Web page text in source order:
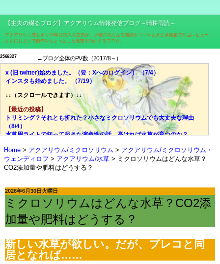
【主夫の綴るブログ】アクアリウム情報発信ブログ～晴耕雨読～
アクアリウム歴もすぐ20年目突入の主夫が、水槽の気になる知識やコツやときどき自腹で商品レビュー、
さらにおまけで自作やちょっとした裏技を紹介するブログ。
2566327 ←ブログ全体のPV数（2017/8～）
x (旧 twitter)始めました。（要：Xへのログイン） （7/4）
インスタも始めました。 （7/19）
↓↓（スクロールできます）↓↓
【最近の投稿】
トリミング？それとも折れた？小さなミクロソリウムでも大丈夫な理由
（8/4）
水草用ライトで知って起きた演色性の話。高ければ水草が育つのか？
価格、光量、スペクトル、ブランド……それでも迷ったら色温度！
（7/21）
光量？スペクトル？迷宮入りしがちな水草用ライトの選び、脱出の糸口
（7/7）
ミクロソリウムはどんな水草？CO2添加量や肥料はどうする？ （6/30）
やった水槽立ち上がった！でもすぐにウールマットの掃除はしないで！
（6/23）
電磁弁が先か？スピードコントローラーが先か？CO2漏れ意外な原因
マツモが育てるには？ライト、CO2、肥料、トリミングどうする？
（6/9）
マツモをシェルターにする理由。仕方なくホームセンターまで行った訳
Home アクアリウム/ミクロソリウム
アクアリウム/ミクロソリウム・
ウェンディロフ
アクアリウム/水草
ミクロソリウムはどんな水草？
CO2添加量や肥料はどうする？
2026年6月30日火曜日
ミクロソリウムはどんな水草？CO2添
加量や肥料はどうする？
新しい水草が欲しい。だが、プレコと同
居となれば……